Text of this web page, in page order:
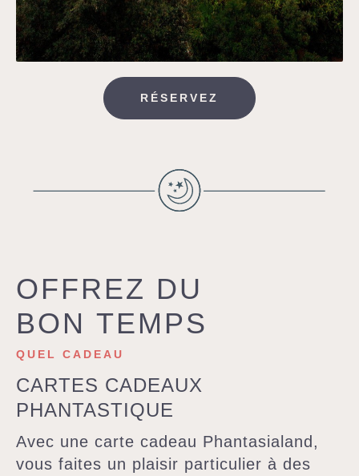
RÉSERVEZ
OFFREZ DU
BON TEMPS
QUEL CADEAU
CARTES CADEAUX
PHANTASTIQUE
Avec une carte cadeau Phantasialand,
vous faites un plaisir particulier à des